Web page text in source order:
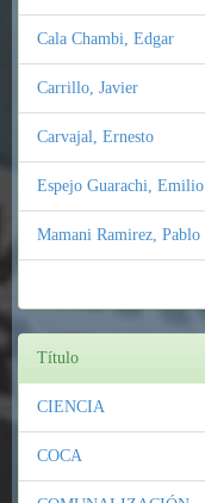
Cala Chambi, Edgar
Carrillo, Javier
Carvajal, Ernesto
Espejo Guarachi, Emilio
Mamani Ramirez, Pablo
Título
CIENCIA
COCA